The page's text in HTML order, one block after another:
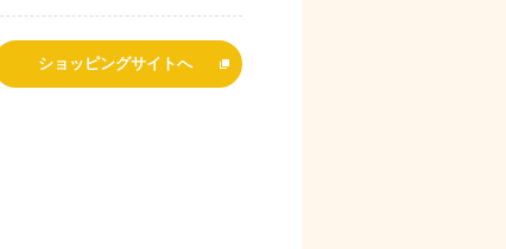
ショッピングサイトへ